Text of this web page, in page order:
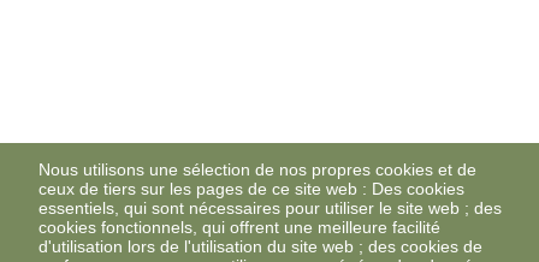
Nous utilisons une sélection de nos propres cookies et de
ceux de tiers sur les pages de ce site web : Des cookies
essentiels, qui sont nécessaires pour utiliser le site web ; des
cookies fonctionnels, qui offrent une meilleure facilité
d'utilisation lors de l'utilisation du site web ; des cookies de